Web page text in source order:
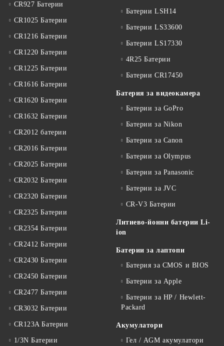
CR927 Батерии
CR1025 Батерии
CR1216 Батерии
CR1220 Батерии
CR1225 Батерии
CR1616 Батерии
CR1620 Батерии
CR1632 Батерии
CR2012 батерии
CR2016 Батерии
CR2025 Батерии
CR2032 Батерии
CR2320 Батерии
CR2325 Батерии
CR2354 Батерии
CR2412 Батерии
CR2430 Батерии
CR2450 Батерии
CR2477 Батерии
CR3032 Батерии
CR123A Батерии
1/3N Батерии
Батерии LSH14
Батерии LS33600
Батерии LS17330
4R25 Батерии
Батерии CR17450
Батерия за видеокамера
Батерии за GoPro
Батерии за Nikon
Батерии за Canon
Батерии за Olympus
Батерии за Panasonic
Батерии за JVC
CR-V3 Батерии
Литиево-йонни батерии Li-
ion
Батерии за лаптопи
Батерия за CMOS и BIOS
Батерии за Apple
Батерии за HP / Hewlett-
Packard
Акумулатори
Гел / AGM акумулатори